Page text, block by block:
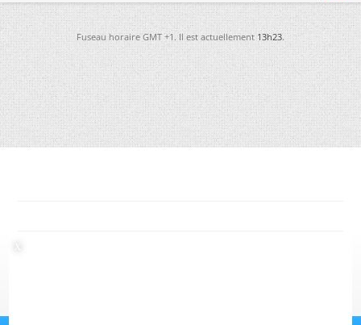
Fuseau horaire GMT +1. Il est actuellement13h23.